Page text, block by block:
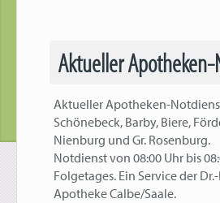
Aktueller
Aktueller Apotheken-
Schönebeck, Barby, Biere,
Nienburg und Gr. Rosenburg.
Notdienst von 08:00 Uhr bis
Folgetages. Ein Service der
Apotheke Calbe/Saale.